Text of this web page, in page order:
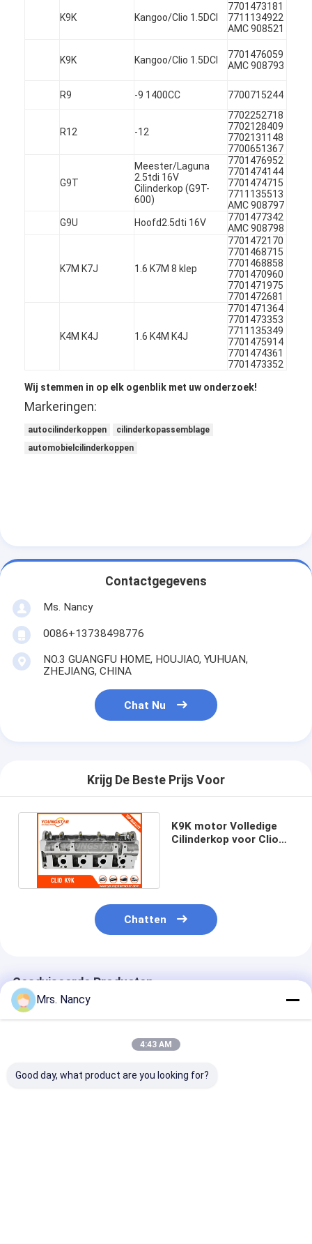
Thuis
Kwaliteitscontrole
Neem contact met ons op
Chat Nu
MotorCilinderkop
Motornokkenas
Motor Koppelstang
Motortuimelaar
Motor van een autokleppen
TRAPASkatrol
cilinderkoppakking
auto turbolader
De Pomp van de autoleiding
Automobiele Motoronderdelen
motorklepknop
K9K Kangoo/Clio 1.5DCI
7701473181
7711134922
AMC 908521
K9K Kangoo/Clio 1.5DCI
7701476059
AMC 908793
R9 -9 1400CC 7700715244
R12 -12
7702252718
7702128409
7702131148
7700651367
G9T
Meester/Laguna
2.5tdi 16V
Cilinderkop (G9T-
600)
7701476952
7701474144
7701474715
7711135513
AMC 908797
G9U
Hoofd2.5dti 16V
7701477342
AMC 908798
K7M K7J 1.6 K7M 8 klep
7701472170
7701468715
7701468858
7701470960
7701471975
7701472681
K4M K4J 1.6 K4M K4J
7701471364
7701473353
7711135349
7701475914
7701474361
7701473352
Wij stemmen in op elk ogenblik met uw onderzoek!
Markeringen:
autocilinderkoppen
cilinderkopassemblage
automobielcilinderkoppen
Contactgegevens
Ms. Nancy
0086+13738498776
NO.3 GUANGFU HOME, HOUJIAO, YUHUAN,
ZHEJIANG, CHINA
Chat Nu
Krijg De Beste Prijs Voor
K9K motor Volledige
Cilinderkop voor Clio
Chatten
Geadviseerde Producten
Mrs. Nancy
4:43 AM
Good day, what product are you looking for?